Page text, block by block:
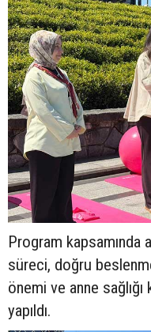
Program kapsamında
süreci, doğru
önemi ve anne
yapıldı.